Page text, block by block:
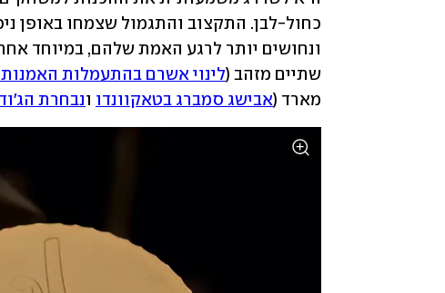
שתיים מזהב (לינוי אשרם בהתעמלות
מארד (אבישג סמברג בטאקוונדו ונבחרת